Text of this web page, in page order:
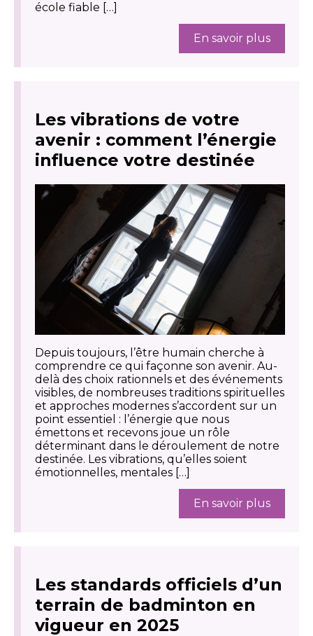
école fiable […]
En savoir plus
Les vibrations de votre
avenir : comment l’énergie
influence votre destinée
Depuis toujours, l’être humain cherche à
comprendre ce qui façonne son avenir. Au-
delà des choix rationnels et des événements
visibles, de nombreuses traditions spirituelles
et approches modernes s’accordent sur un
point essentiel : l’énergie que nous
émettons et recevons joue un rôle
déterminant dans le déroulement de notre
destinée. Les vibrations, qu’elles soient
émotionnelles, mentales […]
En savoir plus
Les standards officiels d’un
terrain de badminton en
vigueur en 2025